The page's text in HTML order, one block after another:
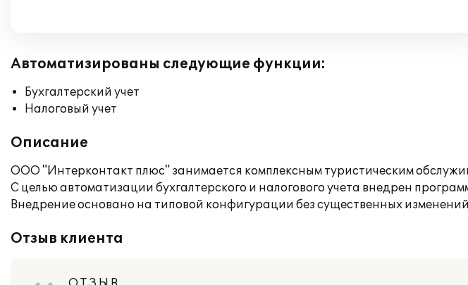
Автоматизированы следующие функции:
Бухгалтерский учет
Налоговый учет
Описание
ООО "Интерконтакт плюс" занимается комплексным туристическим
С целью автоматизации бухгалтерского и налогового учета внедрен
Внедрение основано на типовой конфигурации без существенных
Отзыв клиента